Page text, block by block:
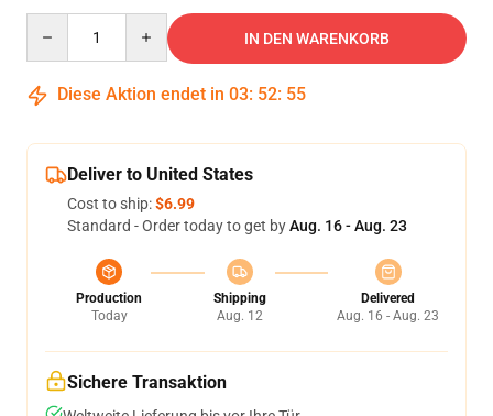
IN DEN WARENKORB
Diese Aktion endet in 03: 52: 54
Deliver to United States
Cost to ship:$6.99
Standard - Order today to get byAug. 16 - Aug. 23
Production
Today
Shipping
Aug. 12
Delivered
Aug. 16 - Aug. 23
Sichere Transaktion